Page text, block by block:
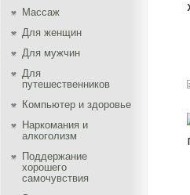
Массаж
Для женщин
Для мужчин
Для
путешественников
Компьютер и здоровье
Наркомания и
алкоголизм
Поддержание
хорошего
самочувствия